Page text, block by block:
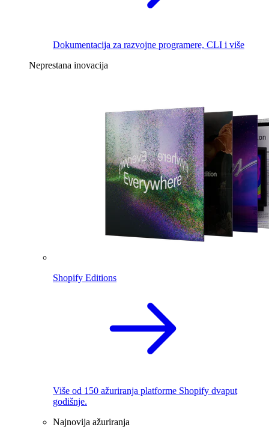
Dokumentacija za razvojne programere, CLI i više
Neprestana inovacija
Shopify Editions
Više od 150 ažuriranja platforme Shopify dvaput
godišnje.
Najnovija ažuriranja